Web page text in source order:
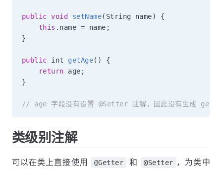
public void setName( String name)
{
this . name = name ;
}
public int getAge( )
{
return age ;
}
// age 字段没有设置 @Setter 注解，因此没有生成
类级别注解
可以在类上直接使用 @Getter 和 @Setter ，为类中